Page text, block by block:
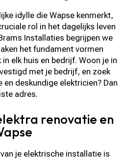
idylle die Wapse kenmerkt,
rol in het dagelijks leven
Installaties begrijpen we
het fundament vormen
elk huis en bedrijf. Woon je in
met je bedrijf, en zoek
en deskundige elektricien? Dan
adres.
renovatie en
je elektrische installatie is